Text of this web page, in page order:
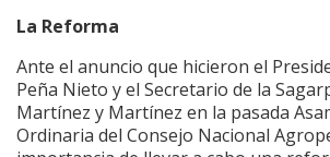
La Reforma
Ante el anuncio que hicieron el
Peña Nieto y el Secretario de la
Martínez y Martínez en la pasada
Ordinaria del Consejo Nacional